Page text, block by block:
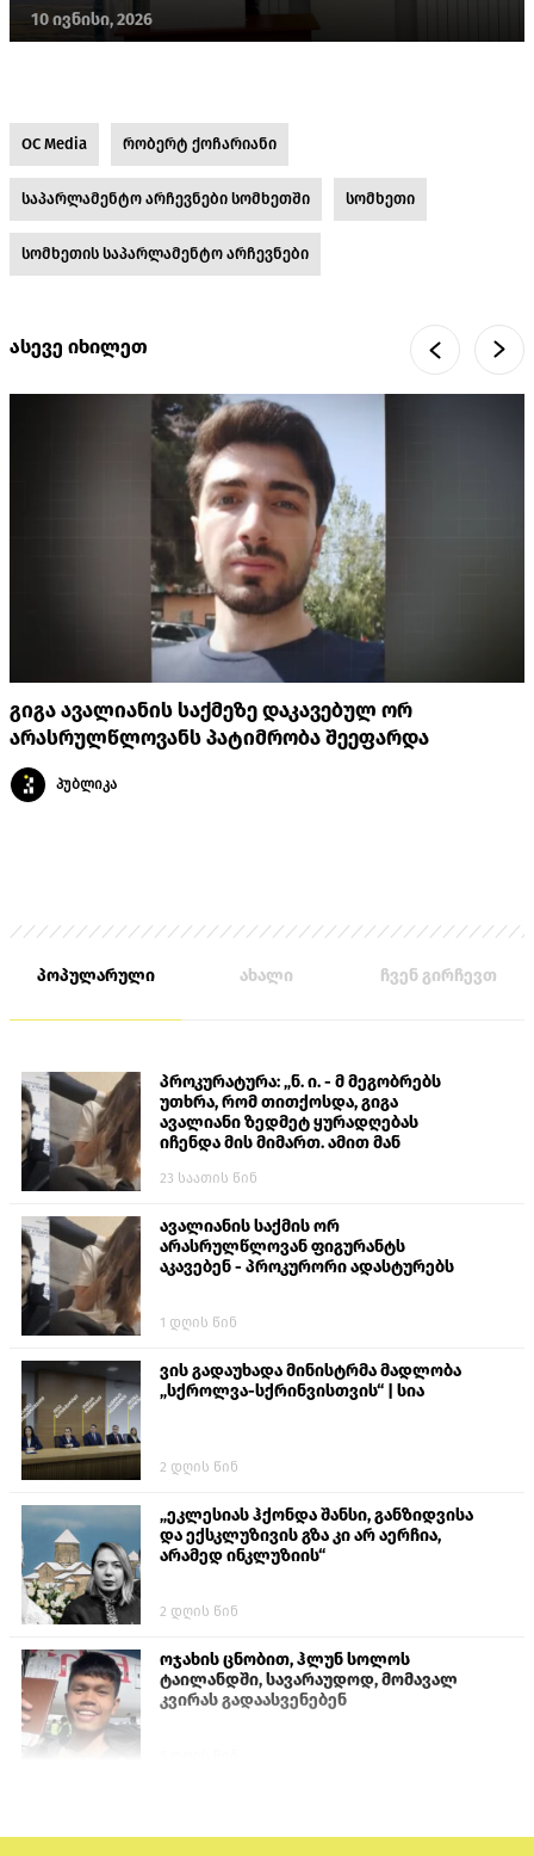
10 ივნისი, 2026
OC Media რობერტ ქოჩარიანი
საპარლამენტო არჩევნები სომხეთში სომხეთი
სომხეთის საპარლამენტო არჩევნები
ასევე იხილეთ
გიგა ავალიანის საქმეზე დაკავებულ ორ
არასრულწლოვანს პატიმრობა შეეფარდა
პუბლიკა
პოპულარული ახალი ჩვენ გირჩევთ
პროკურატურა: „ნ. ი. - მ მეგობრებს
უთხრა, რომ თითქოსდა, გიგა
ავალიანი ზედმეტ ყურადღებას
იჩენდა მის მიმართ. ამით მან
თავს დასხმოდა გიგა ავალიანს“
23 საათის წინ
ავალიანის საქმის ორ
არასრულწლოვან ფიგურანტს
აკავებენ - პროკურორი ადასტურებს
1 დღის წინ
ვის გადაუხადა მინისტრმა მადლობა
„სქროლვა-სქრინვისთვის“ | სია
2 დღის წინ
„ეკლესიას ჰქონდა შანსი, განზიდვისა
და ექსკლუზივის გზა კი არ აერჩია,
არამედ ინკლუზიის“
2 დღის წინ
ოჯახის ცნობით, ჰლუნ სოლოს
ტაილანდში, სავარაუდოდ, მომავალ
კვირას გადაასვენებენ